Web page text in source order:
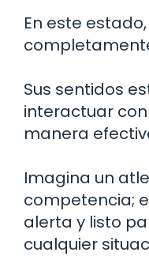
En este
Sus sentidos
interactuar
manera
Imagina un
competencia;
alerta y listo
cualquier